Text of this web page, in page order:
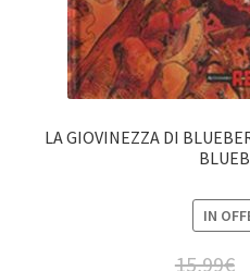
LA GIOVINEZZA DI
IN
15,99€